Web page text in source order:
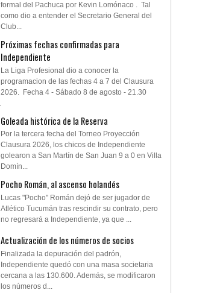
formal del Pachuca por Kevin Lomónaco . Tal
como dio a entender el Secretario General del
Club...
Próximas fechas confirmadas para
Independiente
La Liga Profesional dio a conocer la
programacion de las fechas 4 a 7 del Clausura
2026. Fecha 4 - Sábado 8 de agosto - 21.30
Goleada histórica de la Reserva
Por la tercera fecha del Torneo Proyección
Clausura 2026, los chicos de Independiente
golearon a San Martín de San Juan 9 a 0 en Villa
Domín...
Pocho Román, al ascenso holandés
Lucas "Pocho" Román dejó de ser jugador de
Atlético Tucumán tras rescindir su contrato, pero
no regresará a Independiente, ya que ...
Actualización de los números de socios
Finalizada la depuración del padrón,
Independiente quedó con una masa societaria
cercana a las 130.600. Además, se modificaron
los números d...